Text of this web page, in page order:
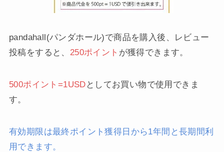
pandahall(パンダホール)で商品を購入後、レビュー
投稿をすると、 250ポイント が獲得できます。
500ポイント=1USD としてお買い物で使用できま
す。
有効期限は最終ポイント獲得日から1年間と長期間利
用できます。